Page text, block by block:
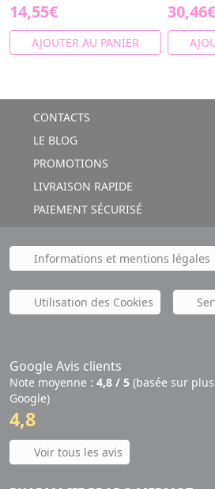
14,55€
AJOUTER AU PANIER
30,46€
CONTACTS
LE BLOG
PROMOTIONS
LIVRAISON RAPIDE
PAIEMENT SÉCURISÉ
Informations et mentions légales
Utilisation des Cookies
Google Avis clients
Note moyenne : 4,8 / 5 (basée sur
Google)
4,8
Voir tous les avis